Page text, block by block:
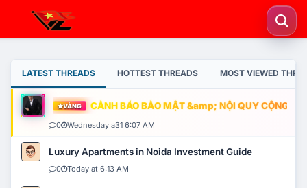
LATEST THREADS HOTTEST THREADS MOST VIEWED
VÀNG CẢNH BÁO BẢO MẬT &amp; NỘI QUY CỘNG
0 Wednesday a31 6:07 AM
Luxury Apartments in Noida Investment Guide
0 Today at 6:13 AM